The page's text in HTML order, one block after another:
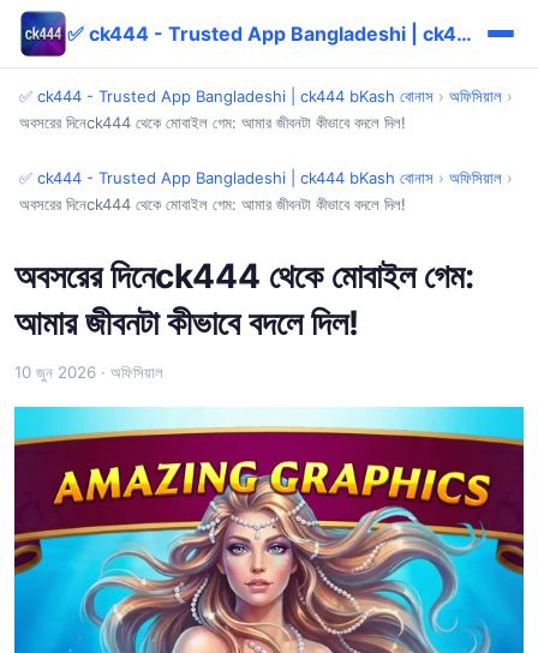
✅ ck444 - Trusted App Bangladeshi | ck444 bKash বোনাস
✅ ck444 - Trusted App Bangladeshi | ck444 bKash বোনাস › অফিসিয়াল ›
অবসরের দিনেck444 থেকে মোবাইল গেম: আমার জীবনটা কীভাবে বদলে দিল!
✅ ck444 - Trusted App Bangladeshi | ck444 bKash বোনাস › অফিসিয়াল ›
অবসরের দিনেck444 থেকে মোবাইল গেম: আমার জীবনটা কীভাবে বদলে দিল!
অবসরের দিনেck444 থেকে মোবাইল গেম:
আমার জীবনটা কীভাবে বদলে দিল!
10 জুন 2026 · অফিসিয়াল